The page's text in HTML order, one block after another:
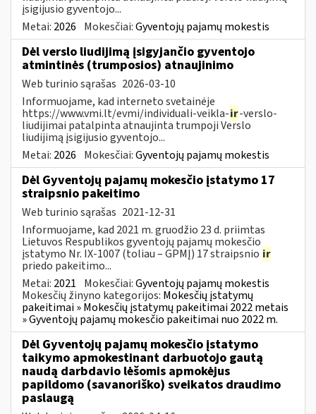
įsigijusio gyventojo...
Metai: 2026 Mokesčiai:Gyventojų pajamų mokestis
Dėl verslo liudijimą įsigyjančio gyventojo
atmintinės (trumposios) atnaujinimo
Web turinio sąrašas 2026-03-10
Informuojame, kad interneto svetainėje
https://www.vmi.lt/evmi/individuali-veikla-ir-verslo-
liudijimai patalpinta atnaujinta trumpoji Verslo
liudijimą įsigijusio gyventojo...
Metai: 2026 Mokesčiai:Gyventojų pajamų mokestis
Dėl Gyventojų pajamų mokesčio įstatymo 17
straipsnio pakeitimo
Web turinio sąrašas 2021-12-31
Informuojame, kad 2021 m. gruodžio 23 d. priimtas
Lietuvos Respublikos gyventojų pajamų mokesčio
įstatymo Nr. IX-1007 (toliau – GPMĮ) 17 straipsnio ir
priedo pakeitimo...
Metai: 2021 Mokesčiai:Gyventojų pajamų mokestis
Mokesčių žinyno kategorijos: Mokesčių įstatymų
pakeitimai » Mokesčių įstatymų pakeitimai 2022 metais
» Gyventojų pajamų mokesčio pakeitimai nuo 2022 m.
Dėl Gyventojų pajamų mokesčio įstatymo
taikymo apmokestinant darbuotojo gautą
naudą darbdavio lėšomis apmokėjus
papildomo (savanoriško) sveikatos draudimo
paslaugą